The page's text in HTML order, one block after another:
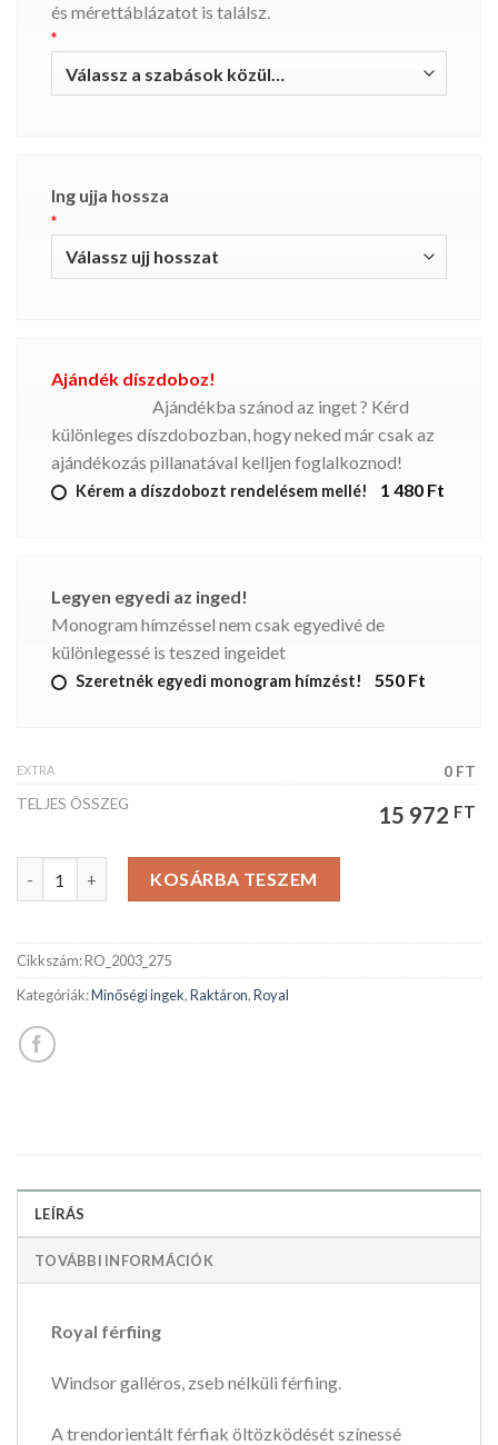
és mérettáblázatot is találsz.
*
Ing ujja hossza
*
Ajándék díszdoboz!
Ajándékba szánod az inget ? Kérd
különleges díszdobozban, hogy neked már csak az
ajándékozás pillanatával kelljen foglalkoznod!
Kérem a díszdobozt rendelésem mellé! 1 480 Ft
Legyen egyedi az inged!
Monogram hímzéssel nem csak egyedivé de
különlegessé is teszed ingeidet
Szeretnék egyedi monogram hímzést! 550 Ft
EXTRA
0 FT
TELJES ÖSSZEG
15 972 FT
ROYAL férfiing mennyiségKOSÁRBA TESZEM
Cikkszám:RO_2003_275
Kategóriák:Minőségi ingek,Raktáron,Royal
LEÍRÁS
TOVÁBBI INFORMÁCIÓK
Royal férfiing
Windsor galléros, zseb nélküli férfiing.
A trendorientált férfiak öltözködését színessé